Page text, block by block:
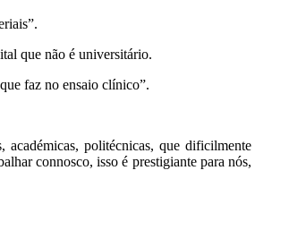
que não é universitário.
faz no ensaio clínico”.
académicas, politécnicas, que dificilmente
connosco, isso é prestigiante para nós,